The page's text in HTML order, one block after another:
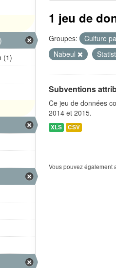
1 jeu de
Groupes: Culture
Nabeul
Subventions
Ce jeu de données
2014 et 2015.
XLS CSV
Vous pouvez également
(1)